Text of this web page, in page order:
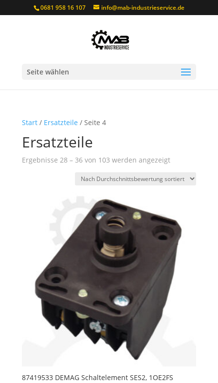
0681 958 16 107 info@mab-industrieservice.de
Seite wählen
Start/ Ersatzteile / Seite 4
Ersatzteile
Ergebnisse 28 – 36 von 103 werden angezeigtNach
sortiert
87419533 DEMAG Schaltelement SES2, 1OE2FS